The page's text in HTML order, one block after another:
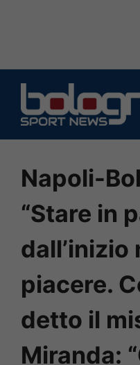
contenuto
Napoli-
“Stare in
dall’inizio
piacere.
detto il
Miranda: